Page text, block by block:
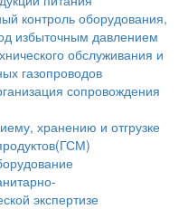
контроль оборудования,
избыточным давлением
обслуживания и
газопроводов
сопровождения
хранению и отгрузке
экспертизе